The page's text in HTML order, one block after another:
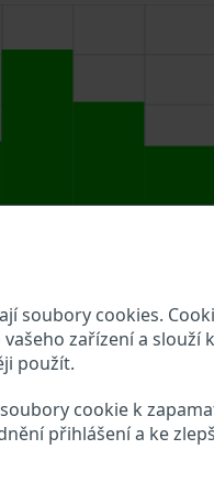
soubory cookies.
zařízení a slouží
použít.
cookie k
přihlášení a ke
výše a